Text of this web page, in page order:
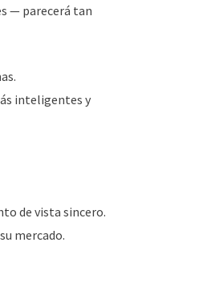
— parecerá tan
inteligentes y
de vista sincero.
mercado.